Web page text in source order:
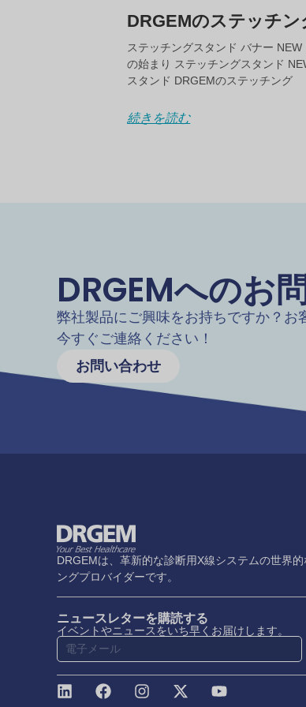
DRGEMのステッチ
ステッチングスタンド バナー
の始まり ステッチングスタンド
スタンド DRGEMのステッチング
続きを読む
DRGEMへのお
弊社製品にご興味をお持ちですか？お
今すぐご連絡ください！
お問い合わせ
DRGEMは、革新的な診断用X線システムの世界的
ングプロバイダーです。
ニュースレターを購読する
イベントやニュースをいち早くお届けします。